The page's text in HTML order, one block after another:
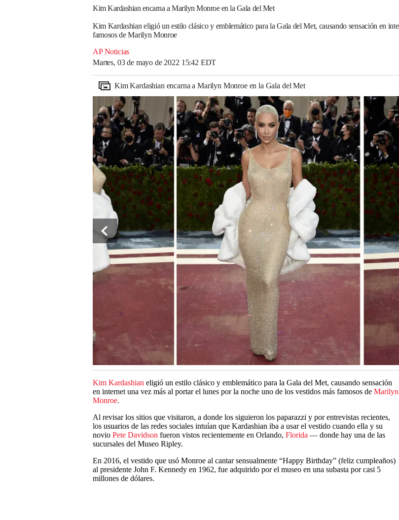
Kim Kardashian encarna a Marilyn Monroe en la Gala del Met
Kim Kardashian eligió un estilo clásico y emblemático para la Gala del Met, causando sensación en
famosos de Marilyn Monroe
AP Noticias
Martes, 03 de mayo de 2022 15:42 EDT
Kim Kardashian encarna a Marilyn Monroe en la Gala del Met
Kim Kardashian eligió un estilo clásico y emblemático para la Gala del Met, causando sensación
en internet una vez más al portar el lunes por la noche uno de los vestidos más famosos de Marilyn
Monroe.
Al revisar los sitios que visitaron, a donde los siguieron los paparazzi y por entrevistas recientes,
los usuarios de las redes sociales intuían que Kardashian iba a usar el vestido cuando ella y su
novio Pete Davidson fueron vistos recientemente en Orlando, Florida — donde hay una de las
sucursales del Museo Ripley.
En 2016, el vestido que usó Monroe al cantar sensualmente “Happy Birthday” (feliz cumpleaños)
al presidente John F. Kennedy en 1962, fue adquirido por el museo en una subasta por casi 5
millones de dólares.